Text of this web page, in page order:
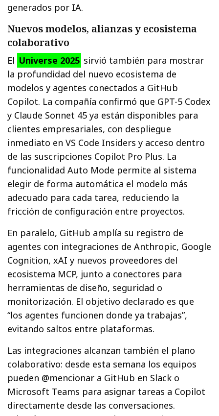
generados por IA.
Nuevos modelos, alianzas y ecosistema
colaborativo
El Universe 2025 sirvió también para mostrar
la profundidad del nuevo ecosistema de
modelos y agentes conectados a GitHub
Copilot. La compañía confirmó que GPT-5 Codex
y Claude Sonnet 45 ya están disponibles para
clientes empresariales, con despliegue
inmediato en VS Code Insiders y acceso dentro
de las suscripciones Copilot Pro Plus. La
funcionalidad Auto Mode permite al sistema
elegir de forma automática el modelo más
adecuado para cada tarea, reduciendo la
fricción de configuración entre proyectos.
En paralelo, GitHub amplía su registro de
agentes con integraciones de Anthropic, Google
Cognition, xAI y nuevos proveedores del
ecosistema MCP, junto a conectores para
herramientas de diseño, seguridad o
monitorización. El objetivo declarado es que
“los agentes funcionen donde ya trabajas”,
evitando saltos entre plataformas.
Las integraciones alcanzan también el plano
colaborativo: desde esta semana los equipos
pueden @mencionar a GitHub en Slack o
Microsoft Teams para asignar tareas a Copilot
directamente desde las conversaciones.